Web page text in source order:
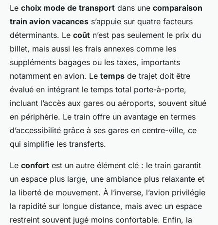
Le choix mode de transport dans une comparaison
train avion vacances s’appuie sur quatre facteurs
déterminants. Le coût n’est pas seulement le prix du
billet, mais aussi les frais annexes comme les
suppléments bagages ou les taxes, importants
notamment en avion. Le temps de trajet doit être
évalué en intégrant le temps total porte-à-porte,
incluant l’accès aux gares ou aéroports, souvent situé
en périphérie. Le train offre un avantage en termes
d’accessibilité grâce à ses gares en centre-ville, ce
qui simplifie les transferts.
Le confort est un autre élément clé : le train garantit
un espace plus large, une ambiance plus relaxante et
la liberté de mouvement. À l’inverse, l’avion privilégie
la rapidité sur longue distance, mais avec un espace
restreint souvent jugé moins confortable. Enfin, la